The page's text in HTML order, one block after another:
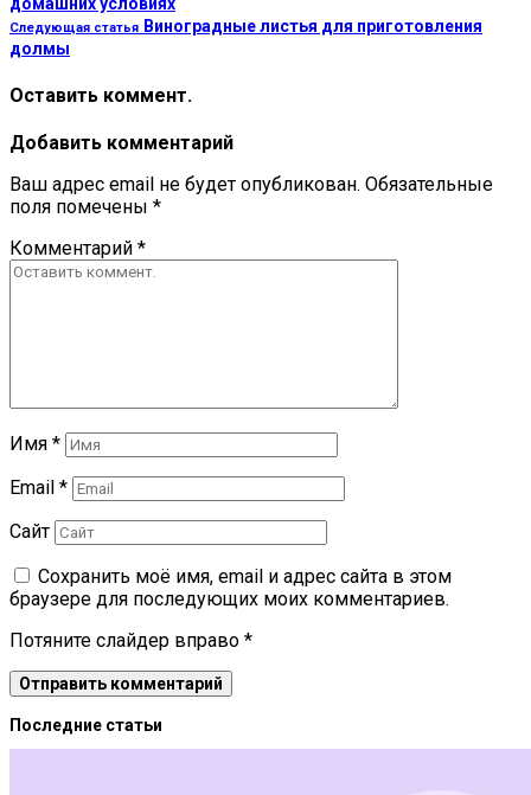
Следующая статья Виноградные листья для приготовления
долмы
Оставить коммент.
Добавить комментарий
Ваш адрес email не будет опубликован. Обязательные
поля помечены *
Комментарий *
Имя *
Email *
Сайт
Сохранить моё имя, email и адрес сайта в этом
браузере для последующих моих комментариев.
Потяните слайдер вправо *
Последние статьи